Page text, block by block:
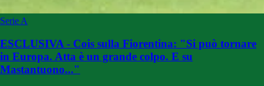
Serie A
ESCLUSIVA - Cois sulla Fiorentina: "Si può tornare
in Europa. Atta è un grande colpo. E su
Mastantuono..."